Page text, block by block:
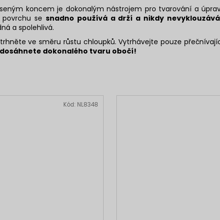
koncem je dokonalým nástrojem pro tvarování a
se snadno používá a drží a nikdy
a spolehlivá.
ve směru růstu chloupků. Vytrhávejte pouze
dokonalého tvaru obočí!
Kód: NL8348